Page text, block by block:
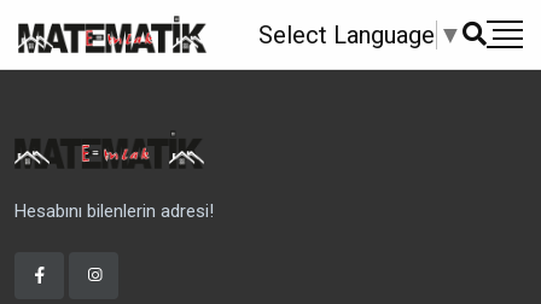
Select Language ▼
Hesabını bilenlerin adresi!